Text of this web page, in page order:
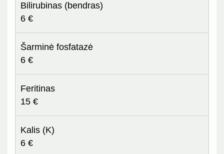
Bilirubinas (bendras)
6 €
Šarminė fosfatazė
6 €
Feritinas
15 €
Kalis (K)
6 €